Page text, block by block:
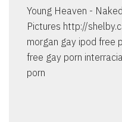
Young Heaven -
Pictures http://
morgan gay ipod free
free gay porn
porn